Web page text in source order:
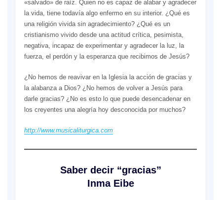
«salvado» de raíz. Quien no es capaz de alabar y agradecer
la vida, tiene todavía algo enfermo en su interior. ¿Qué es
una religión vivida sin agradecimiento? ¿Qué es un
cristianismo vivido desde una actitud crítica, pesimista,
negativa, incapaz de experimentar y agradecer la luz, la
fuerza, el perdón y la esperanza que recibimos de Jesús?
¿No hemos de reavivar en la Iglesia la acción de gracias y
la alabanza a Dios? ¿No hemos de volver a Jesús para
darle gracias? ¿No es esto lo que puede desencadenar en
los creyentes una alegría hoy desconocida por muchos?
http://www.musicaliturgica.com
Saber decir “gracias”
Inma Eibe